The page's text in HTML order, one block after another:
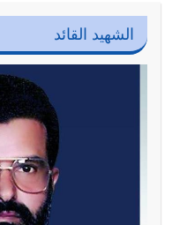
الشهيد القائد